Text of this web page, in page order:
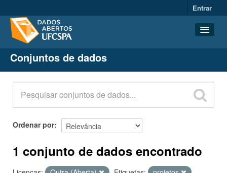
Entrar
Conjuntos de dados
Organizações
Grupos
Sobre
Conjuntos de dados
Ordenar por
1 conjunto de dados encontrado